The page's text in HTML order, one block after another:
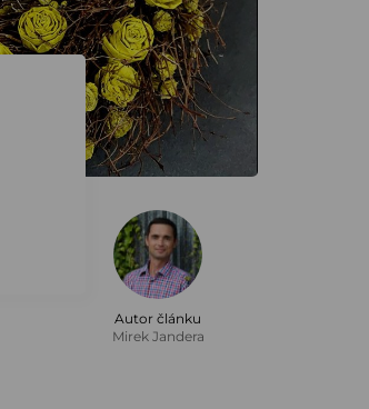
Autor článku
Mirek Jandera